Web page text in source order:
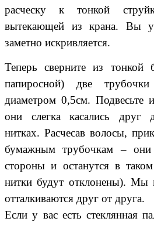
расческу к тонкой
вытекающей из крана. Вы
заметно искривляется.
Теперь сверните из тонкой
папиросной) две
диаметром 0,5см. Подвесьте
они слегка касались друг
нитках. Расчесав волосы,
бумажным трубочкам – они
стороны и останутся в
нитки будут отклонены). Мы
отталкиваются друг
Если у вас есть стеклянная